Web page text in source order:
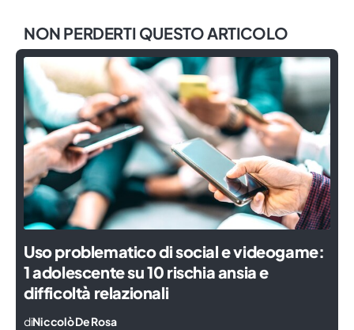
NON PERDERTI QUESTO ARTICOLO
Uso problematico di social e videogame:
1 adolescente su 10 rischia ansia e
difficoltà relazionali
diNiccolò De Rosa